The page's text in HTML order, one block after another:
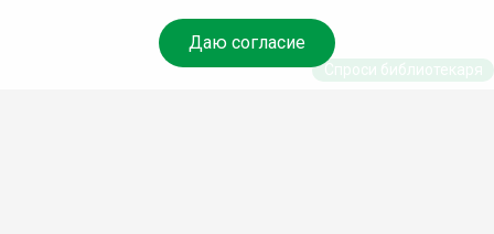
Даю согласие
Спроси библиотекаря